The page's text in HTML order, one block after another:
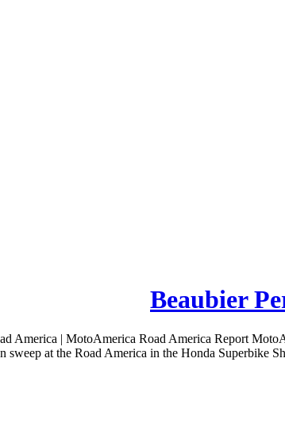
Beaubier
America | MotoAmerica Road America Report
sweep at the Road America in the Honda Superbike